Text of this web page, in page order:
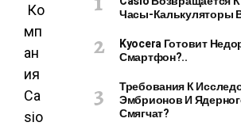
Ко
мп
ан
ия
Ca
sio
Часы-Калькуляторы
Kyocera Готовит
Смартфон?..
Требования К
Эмбрионов И
Смягчат?